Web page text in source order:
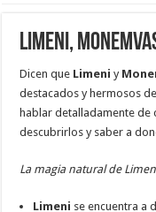
Limeni,
Dicen que Limeni y
destacados y hermosos
hablar detalladamente de
descubrirlos y saber a
La magia natural de
Limeni se encuentra a